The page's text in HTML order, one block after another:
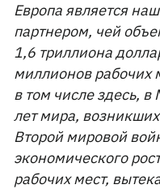
Европа является
партнером, чей
1,6 триллиона
миллионов рабочих
в том числе здесь,
лет мира,
Второй мировой
экономического
рабочих мест,